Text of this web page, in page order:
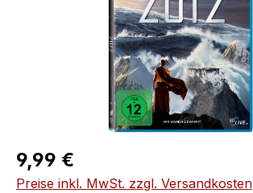
Regulärer Preis:
9,99 €
Preise inkl. MwSt. zzgl. Versandkosten